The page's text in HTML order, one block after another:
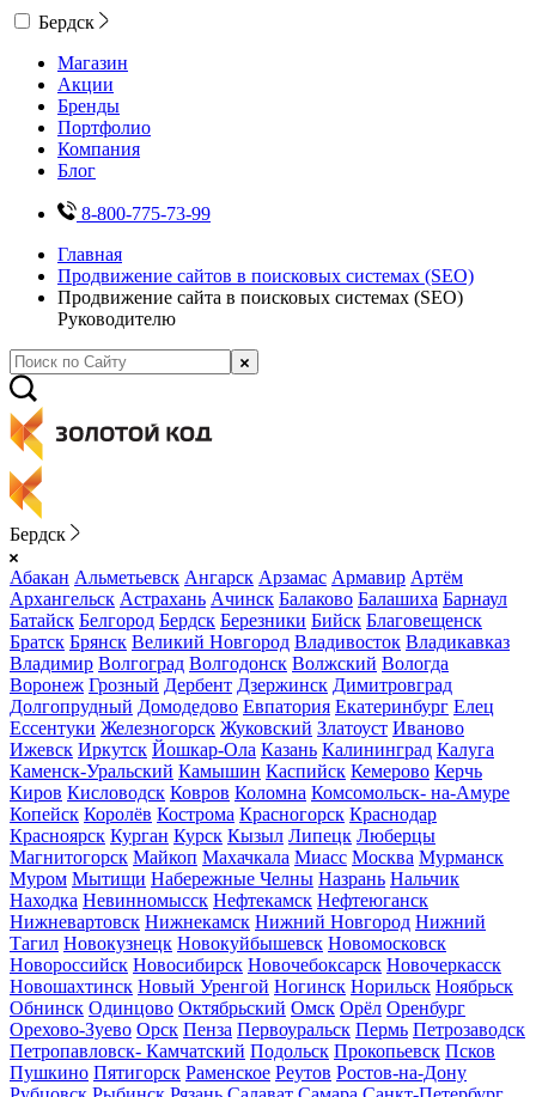
Бердск
Магазин
Акции
Бренды
Портфолио
Компания
Блог
8-800-775-73-99
Главная
Продвижение сайтов в поисковых системах (SEO)
Продвижение сайта в поисковых системах (SEO)
Руководителю
Бердск
Абакан Альметьевск Ангарск Арзамас Армавир Артём
Архангельск Астрахань Ачинск Балаково Балашиха Барнаул
Батайск Белгород Бердск Березники Бийск Благовещенск
Братск Брянск Великий Новгород Владивосток Владикавказ
Владимир Волгоград Волгодонск Волжский Вологда
Воронеж Грозный Дербент Дзержинск Димитровград
Долгопрудный Домодедово Евпатория Екатеринбург Елец
Ессентуки Железногорск Жуковский Златоуст Иваново
Ижевск Иркутск Йошкар-Ола Казань Калининград Калуга
Каменск-Уральский Камышин Каспийск Кемерово Керчь
Киров Кисловодск Ковров Коломна Комсомольск- на-Амуре
Копейск Королёв Кострома Красногорск Краснодар
Красноярск Курган Курск Кызыл Липецк Люберцы
Магнитогорск Майкоп Махачкала Миасс Москва Мурманск
Муром Мытищи Набережные Челны Назрань Нальчик
Находка Невинномысск Нефтекамск Нефтеюганск
Нижневартовск Нижнекамск Нижний Новгород Нижний
Тагил Новокузнецк Новокуйбышевск Новомосковск
Новороссийск Новосибирск Новочебоксарск Новочеркасск
Новошахтинск Новый Уренгой Ногинск Норильск Ноябрьск
Обнинск Одинцово Октябрьский Омск Орёл Оренбург
Орехово-Зуево Орск Пенза Первоуральск Пермь Петрозаводск
Петропавловск- Камчатский Подольск Прокопьевск Псков
Пушкино Пятигорск Раменское Реутов Ростов-на-Дону